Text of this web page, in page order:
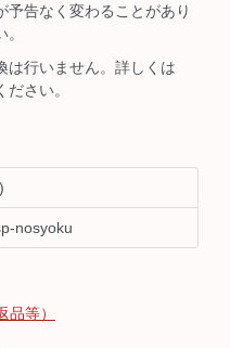
告なく変わることがあり
行いません。詳しくは
さい。
nosyoku
等）